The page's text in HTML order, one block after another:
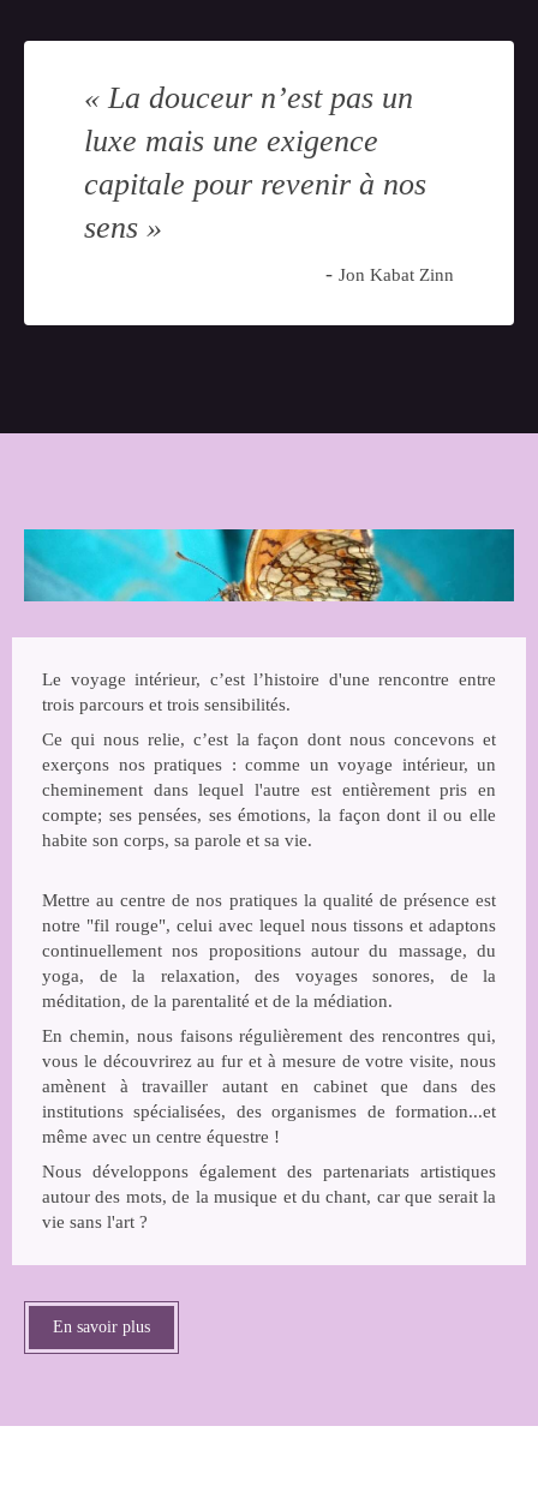
« La douceur n’est pas un
luxe mais une exigence
capitale pour revenir à nos
sens »
- Jon Kabat Zinn
Le voyage intérieur, c’est l’histoire d'une rencontre entre
trois parcours et trois sensibilités.
Ce qui nous relie, c’est la façon dont nous concevons et
exerçons nos pratiques : comme un voyage intérieur, un
cheminement dans lequel l'autre est entièrement pris en
compte; ses pensées, ses émotions, la façon dont il ou elle
habite son corps, sa parole et sa vie.
Mettre au centre de nos pratiques la qualité de présence est
notre "fil rouge", celui avec lequel nous tissons et adaptons
continuellement nos propositions autour du massage, du
yoga, de la relaxation, des voyages sonores, de la
méditation, de la parentalité et de la médiation.
En chemin, nous faisons régulièrement des rencontres qui,
vous le découvrirez au fur et à mesure de votre visite, nous
amènent à travailler autant en cabinet que dans des
institutions spécialisées, des organismes de formation...et
même avec un centre équestre !
Nous développons également des partenariats artistiques
autour des mots, de la musique et du chant, car que serait la
vie sans l'art ?
En savoir plus